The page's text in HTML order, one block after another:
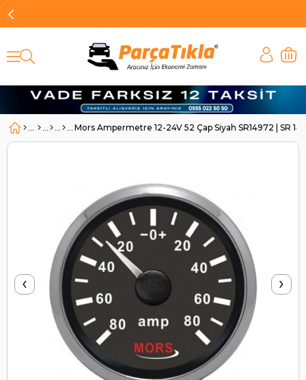
Mors Ampermetre 12-24V 52 Çap Siyah SR14972 | SR
‹ ›